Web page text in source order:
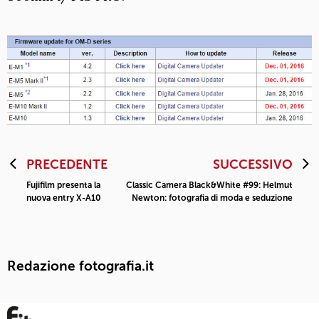
PRECEDENTE
Fujifilm presenta la
nuova entry X-A10
SUCCESSIVO
Classic Camera Black&White #99: Helmut
Newton: fotografia di moda e seduzione
Redazione fotografia.it